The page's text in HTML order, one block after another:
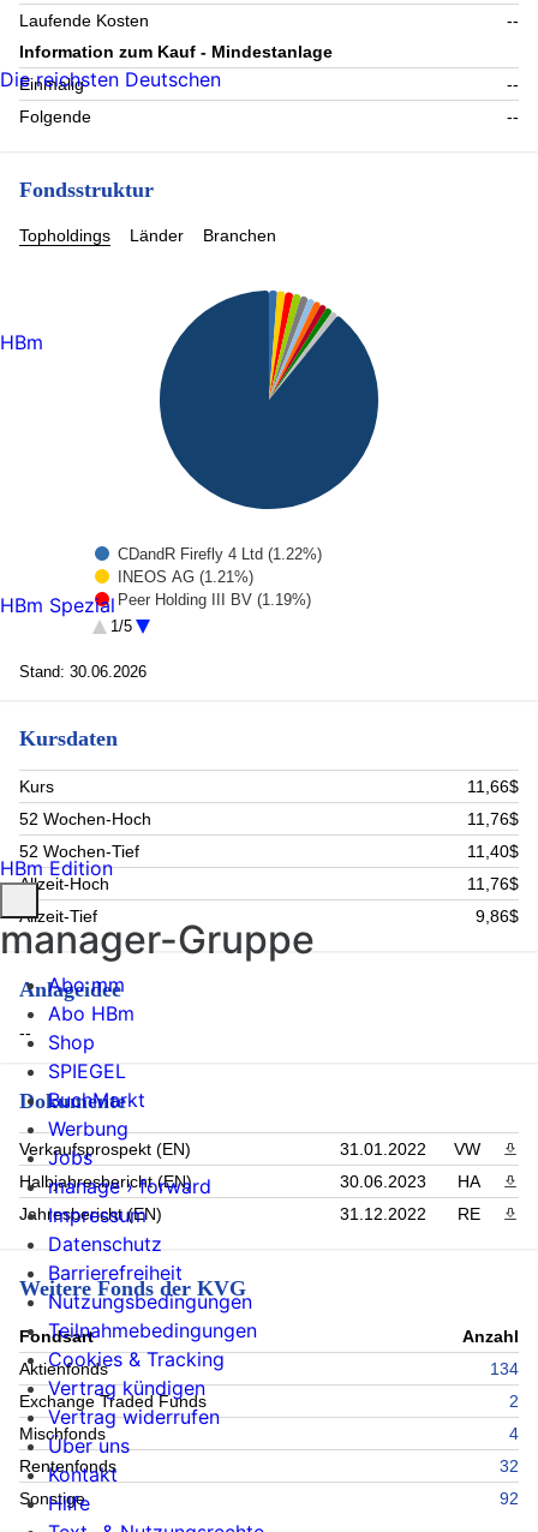
Laufende Kosten
--
Information zum Kauf - Mindestanlage
Einmalig
--
Folgende
--
Fondsstruktur
Topholdings Länder Branchen
CDandR Firefly 4 Ltd (1.22%)
INEOS AG (1.21%)
Peer Holding III BV (1.19%)
INEOS Styrolution Holding GmbH (1.16%)
Altice France SA (1.03%)
1/5
Stand: 30.06.2026
Kursdaten
Kurs
11,66$
52 Wochen-Hoch
11,76$
52 Wochen-Tief
11,40$
Allzeit-Hoch
11,76$
Allzeit-Tief
9,86$
Anlageidee
--
Dokumente
Verkaufsprospekt (EN) 31.01.2022 VW
Halbjahresbericht (EN)
30.06.2023 HA
Jahresbericht (EN)
31.12.2022 RE
Weitere Fonds der KVG
Fondsart
Anzahl
Aktienfonds
134
Exchange Traded Funds
2
Mischfonds
4
Rentenfonds
32
Sonstige
92
Die reichsten Deutschen
HBm
HBm Spezial
HBm Edition
manager-Gruppe
Abo mm
Abo HBm
Shop
SPIEGEL
BuchMarkt
Werbung
Jobs
manage › forward
Impressum
Datenschutz
Barrierefreiheit
Nutzungsbedingungen
Teilnahmebedingungen
Cookies & Tracking
Vertrag kündigen
Vertrag widerrufen
Über uns
Kontakt
Hilfe